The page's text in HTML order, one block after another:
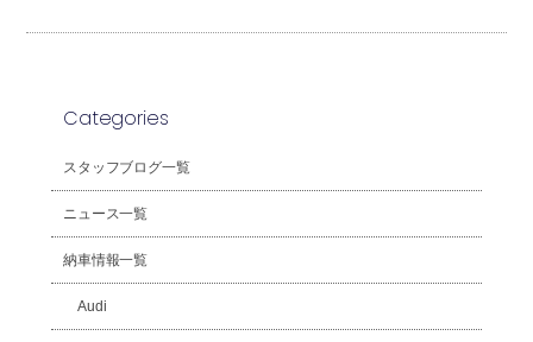
Categories
スタッフブログ一覧
ニュース一覧
納車情報一覧
Audi